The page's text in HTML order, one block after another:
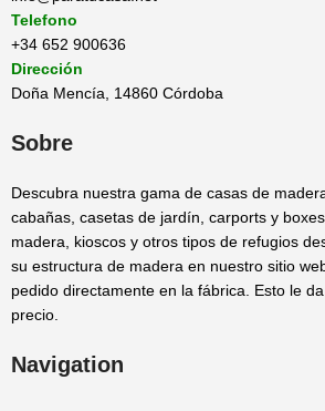
Telefono
+34 652 900636
Dirección
Doña Mencía, 14860 Córdoba
Sobre
Descubra nuestra gama de casas de
cabañas, casetas de jardín, carports y
madera, kioscos y otros tipos de refugios
su estructura de madera en nuestro sitio
pedido directamente en la fábrica. Esto le
precio.
Navigation